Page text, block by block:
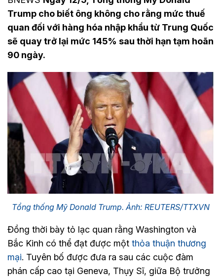
Trump cho biết ông không cho rằng mức thuế
quan đối với hàng hóa nhập khẩu từ Trung Quốc
sẽ quay trở lại mức 145% sau thời hạn tạm hoãn
90 ngày.
Tổng thống Mỹ Donald Trump. Ảnh: REUTERS/TTXVN
Đồng thời bày tỏ lạc quan rằng Washington và
Bắc Kinh có thể đạt được một thỏa thuận thương
mại. Tuyên bố được đưa ra sau các cuộc đàm
phán cấp cao tại Geneva, Thụy Sĩ, giữa Bộ trưởng